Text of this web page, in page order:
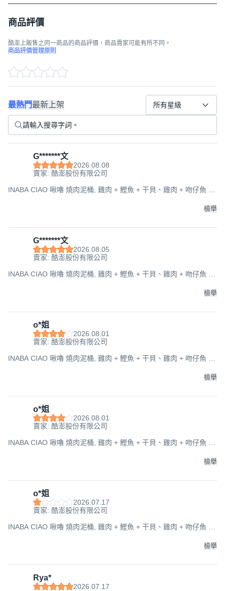
商品評價
酷澎上販售之同一商品的商品評價，商品賣家可能有所不同。
商品評價管理原則
最熱門最新上架 所有星級
G*******文
2026.08.08
賣家: 酷澎股份有限公司
INABA CIAO 啾嚕 燒肉泥桶, 雞肉 + 鰹魚 + 干貝、雞肉 + 吻仔魚 +
檢舉
G*******文
2026.08.05
賣家: 酷澎股份有限公司
INABA CIAO 啾嚕 燒肉泥桶, 雞肉 + 鰹魚 + 干貝、雞肉 + 吻仔魚 +
檢舉
o*姐
2026.08.01
賣家: 酷澎股份有限公司
INABA CIAO 啾嚕 燒肉泥桶, 雞肉 + 鰹魚 + 干貝、雞肉 + 吻仔魚 +
檢舉
o*姐
2026.08.01
賣家: 酷澎股份有限公司
INABA CIAO 啾嚕 燒肉泥桶, 雞肉 + 鰹魚 + 干貝、雞肉 + 吻仔魚 +
檢舉
o*姐
2026.07.17
賣家: 酷澎股份有限公司
INABA CIAO 啾嚕 燒肉泥桶, 雞肉 + 鰹魚 + 干貝、雞肉 + 吻仔魚 +
檢舉
Rya*
2026.07.17